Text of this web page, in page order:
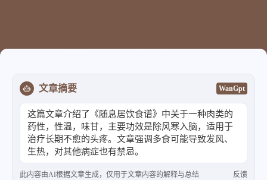
文章摘要 WanGpt
这篇文章介绍了《随息居饮食谱》中关于一种肉类的
药性，性温，味甘，主要功效是除风寒入脑，适用于
治疗长期不愈的头疼。文章强调多食可能导致发风、
生热，对其他病症也有禁忌。
此内容由AI根据文章生成，仅用于文章内容的解释与总结 反馈